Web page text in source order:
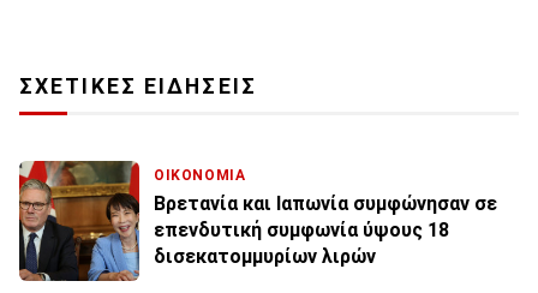
ΣΧΕΤΙΚΕΣ ΕΙΔΗΣΕΙΣ
ΟΙΚΟΝΟΜΙΑ
Βρετανία και Ιαπωνία συμφώνησαν σε
επενδυτική συμφωνία ύψους 18
δισεκατομμυρίων λιρών